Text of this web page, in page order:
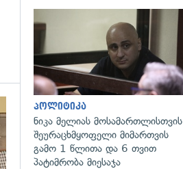
პოლიტიკა
ნიკა მელიას მოსამართლისთვის
შეურაცხმყოფელი მიმართვის
გამო 1 წლითა და 6 თვით
პატიმრობა მიესაჯა